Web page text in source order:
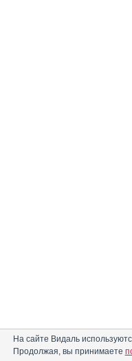
На сайте Видаль
Продолжая, вы принимаете